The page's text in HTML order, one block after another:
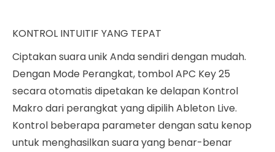
KONTROL INTUITIF YANG TEPAT
Ciptakan suara unik Anda sendiri dengan mudah.
Dengan Mode Perangkat, tombol APC Key 25
secara otomatis dipetakan ke delapan Kontrol
Makro dari perangkat yang dipilih Ableton Live.
Kontrol beberapa parameter dengan satu kenop
untuk menghasilkan suara yang benar-benar